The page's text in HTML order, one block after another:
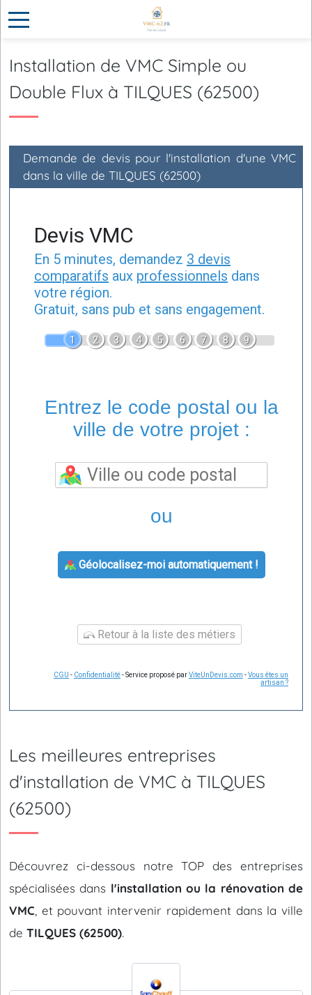
Installation de VMC Simple ou
Double Flux à TILQUES (62500)
Demande de devis pour l'installation d'une VMC
dans la ville de TILQUES (62500)
Devis VMC
En 5 minutes, demandez 3 devis
comparatifs aux professionnels dans
votre région.
Gratuit, sans pub et sans engagement.
1 2 3 4 5 6 7 8 9
Entrez le code postal ou la
ville de votre projet :
ou
Géolocalisez-moi automatiquement !
Retour à la liste des métiers
CGU - Confidentialité- Service proposé parViteUnDevis.com -Vous êtes un
artisan ?
Les meilleures entreprises
d'installation de VMC à TILQUES
(62500)
Découvrez ci-dessous notre TOP des entreprises
spécialisées dans l'installation ou la rénovation de
VMC , et pouvant intervenir rapidement dans la ville
de TILQUES (62500).